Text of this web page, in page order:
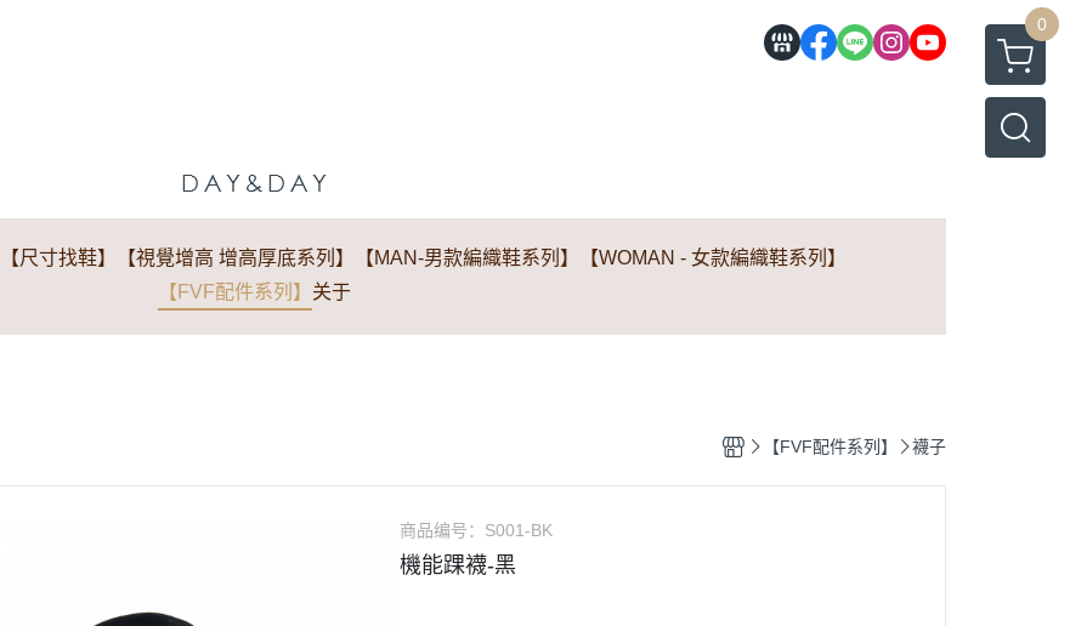
0
【尺寸找鞋】 【視覺增高 增高厚底系列】 【MAN-男款編織鞋系列】
【WOMAN - 女款編織鞋系列】
【FVF配件系列】 关于
【FVF配件系列】 襪子
商品编号： S001-BK
機能踝襪-黑